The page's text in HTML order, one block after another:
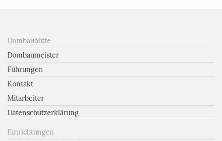
Dombauhütte
Dombaumeister
Führungen
Kontakt
Mitarbeiter
Datenschutzerklärung
Einrichtungen